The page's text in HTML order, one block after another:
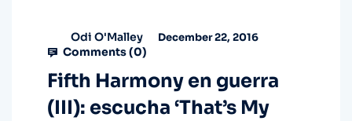
Odi O'Malley December 22, 2016
Comments (0)
Fifth Harmony en guerra
(III): escucha ‘That’s My